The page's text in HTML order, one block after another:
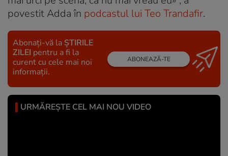
povestit Adda în podcastul lui Teo Trandafir.
Abonați-vă la ȘTIRILE
ZILEI pentru a fi la
curent cu cele mai noi
informații.
ABONEAZĂ-TE
URMĂREȘTE CEL MAI NOU VIDEO